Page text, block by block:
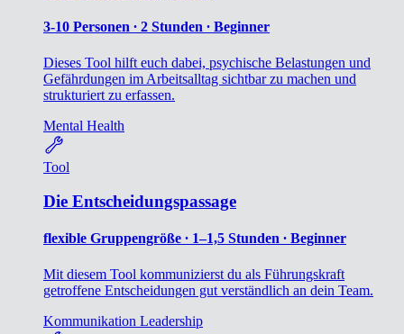
3-10 Personen ∙ 2 Stunden ∙ Beginner
Dieses Tool hilft euch dabei, psychische Belastungen und
Gefährdungen im Arbeitsalltag sichtbar zu machen und
strukturiert zu erfassen.
Mental Health
Tool
Die Entscheidungspassage
flexible Gruppengröße ∙ 1–1,5 Stunden ∙ Beginner
Mit diesem Tool kommunizierst du als Führungskraft
getroffene Entscheidungen gut verständlich an dein Team.
Kommunikation Leadership